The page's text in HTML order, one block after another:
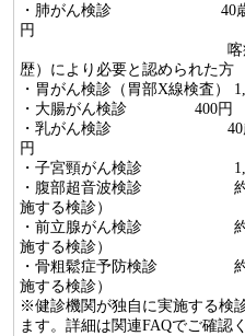
・肺がん検診 40歳～
円
喀痰細胞診
歴）により必要と認められた方
・胃がん検診（胃部X線検査）
・大腸がん検診 400円
・乳がん検診 40歳代
円
・子宮頸がん検診
・腹部超音波検診 約
施する検診）
・前立腺がん検診 約
施する検診）
・骨粗鬆症予防検診 約
施する検診）
※健診機関が独自に実施する検
ます。詳細は関連FAQでご確認